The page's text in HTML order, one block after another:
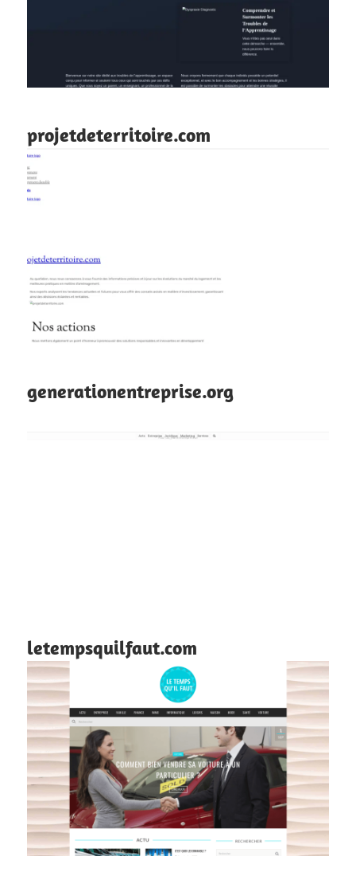
projetdeterritoire.com
generationentreprise.org
letempsquilfaut.com